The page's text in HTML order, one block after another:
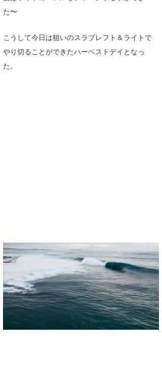
た〜
こうして今日は狙いのスラブレフト＆ライトで
やり切ることができたハーベストデイとなっ
た。
SancheZ
ゴン